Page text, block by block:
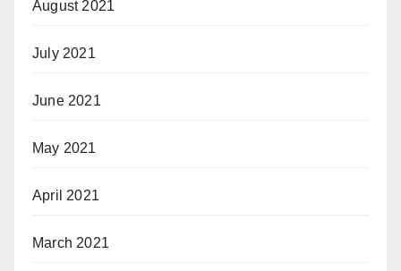
August 2021
July 2021
June 2021
May 2021
April 2021
March 2021